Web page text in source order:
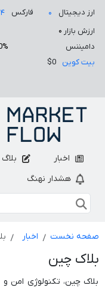
ارز دیجیتال ۰ فارکس
ارزش بازار ۰
دامیننس
بیت کوین
$0
اخبار بلاگ
هشدار نهنگ
صفحه نخست اخبار
بلاک چین
بلاک چین، تکنولوژی امن و